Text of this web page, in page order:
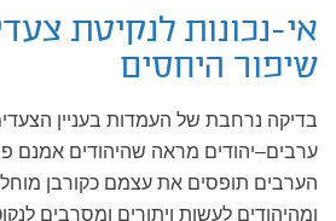
אי-נכונות לנקיטת
שיפור היחסים
בדיקה נרחבת של העמדות בעניין
ערבים–יהודים מראה שהיהודים אמנם
הערבים תופסים את עצמם כקורבן
ומהיהודים לעשות ויתורים ומסרבים